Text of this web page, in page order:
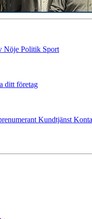
Nöje Politik Sport
ditt företag
Kundtjänst